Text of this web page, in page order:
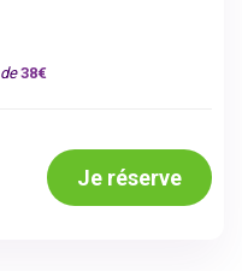
38€
Je réserve